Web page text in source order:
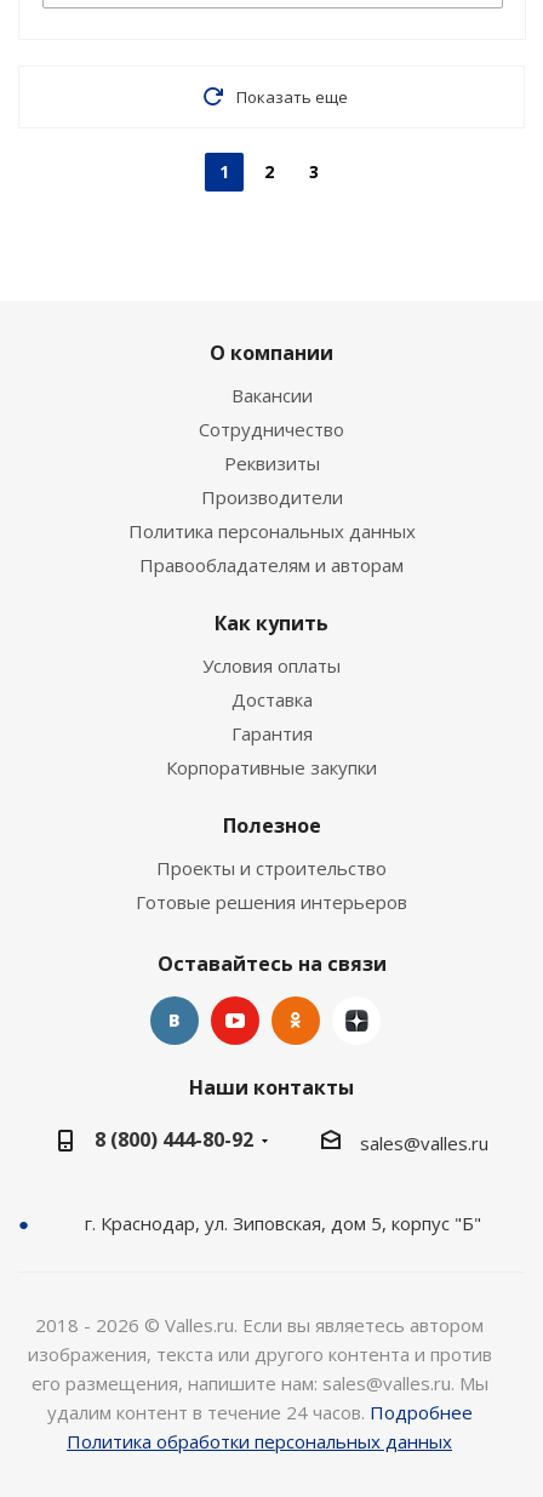
Показать еще
1 2 3
О компании
Вакансии
Сотрудничество
Реквизиты
Производители
Политика персональных данных
Правообладателям и авторам
Как купить
Условия оплаты
Доставка
Гарантия
Корпоративные закупки
Полезное
Проекты и строительство
Готовые решения интерьеров
Оставайтесь на связи
Наши контакты
8 (800) 444-80-92
sales@valles.ru
г. Краснодар, ул. Зиповская, дом 5, корпус "Б"
2018 - 2026 © Valles.ru. Если вы являетесь автором
изображения, текста или другого контента и против
его размещения, напишите нам: sales@valles.ru. Мы
удалим контент в течение 24 часов. Подробнее
Политика обработки персональных данных